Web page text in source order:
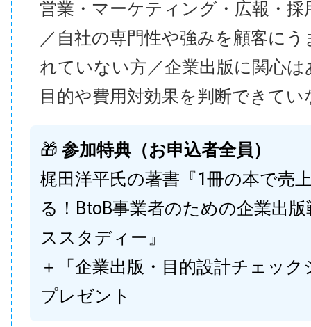
営業・マーケティング・広報・採
／自社の専門性や強みを顧客に
れていない方／企業出版に関心
目的や費用対効果を判断できてい
🎁 参加特典（お申込者全員）
梶田洋平氏の著書『1冊の本で売
る！BtoB事業者のための企業出
ススタディー』
＋「企業出版・目的設計チェック
プレゼント